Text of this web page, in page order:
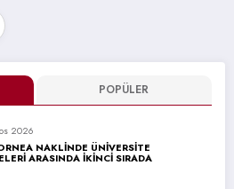
POPÜLER
2026
NAKLİNDE ÜNİVERSİTE
ARASINDA İKİNCİ SIRADA